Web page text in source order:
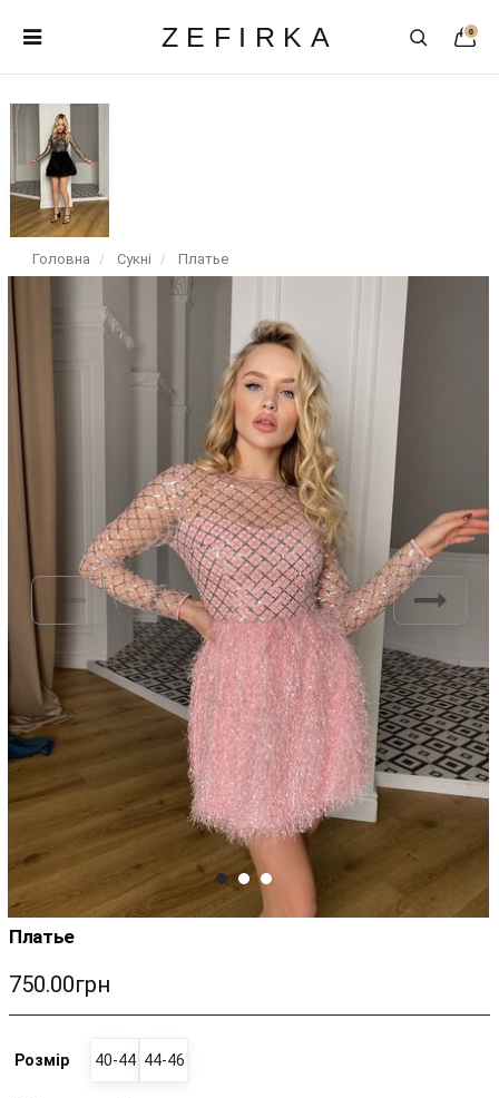
ZEFIRKA 0
Головна Сукні Платье
Платье
750.00грн
Розмір 40-44 44-46